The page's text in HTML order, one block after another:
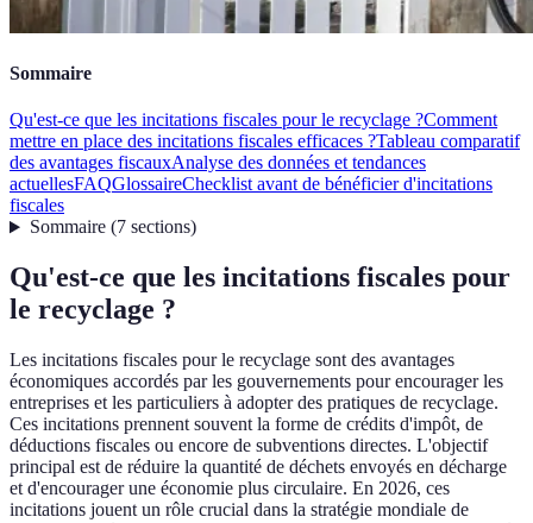
Sommaire
Qu'est-ce que les incitations fiscales pour le recyclage ?Comment
mettre en place des incitations fiscales efficaces ?Tableau comparatif
des avantages fiscauxAnalyse des données et tendances
actuellesFAQGlossaireChecklist avant de bénéficier d'incitations
fiscales
Sommaire(7 sections)
Qu'est-ce que les incitations fiscales pour
le recyclage ?
Les incitations fiscales pour le recyclage sont des avantages
économiques accordés par les gouvernements pour encourager les
entreprises et les particuliers à adopter des pratiques de recyclage.
Ces incitations prennent souvent la forme de crédits d'impôt, de
déductions fiscales ou encore de subventions directes. L'objectif
principal est de réduire la quantité de déchets envoyés en décharge
et d'encourager une économie plus circulaire. En 2026, ces
incitations jouent un rôle crucial dans la stratégie mondiale de